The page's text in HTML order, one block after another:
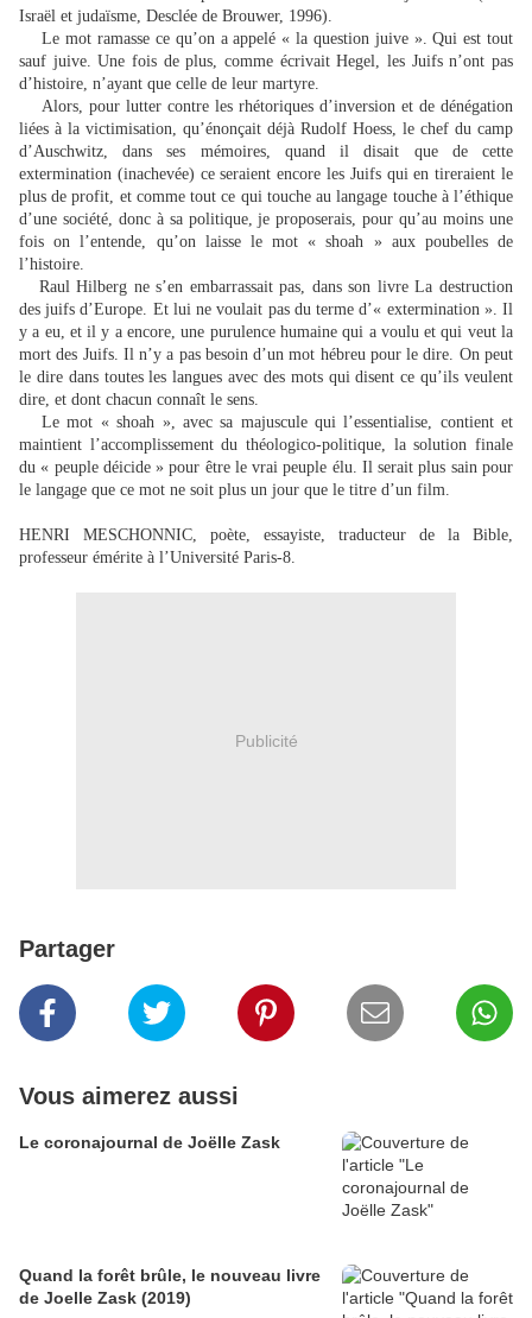
Israël et judaïsme, Desclée de Brouwer, 1996).
Le mot ramasse ce qu’on a appelé « la question juive ». Qui est tout
sauf juive. Une fois de plus, comme écrivait Hegel, les Juifs n’ont pas
d’histoire, n’ayant que celle de leur martyre.
Alors, pour lutter contre les rhétoriques d’inversion et de dénégation
liées à la victimisation, qu’énonçait déjà Rudolf Hoess, le chef du camp
d’Auschwitz, dans ses mémoires, quand il disait que de cette
extermination (inachevée) ce seraient encore les Juifs qui en tireraient le
plus de profit, et comme tout ce qui touche au langage touche à l’éthique
d’une société, donc à sa politique, je proposerais, pour qu’au moins une
fois on l’entende, qu’on laisse le mot « shoah » aux poubelles de
l’histoire.
Raul Hilberg ne s’en embarrassait pas, dans son livre La destruction
des juifs d’Europe. Et lui ne voulait pas du terme d’« extermination ». Il
y a eu, et il y a encore, une purulence humaine qui a voulu et qui veut la
mort des Juifs. Il n’y a pas besoin d’un mot hébreu pour le dire. On peut
le dire dans toutes les langues avec des mots qui disent ce qu’ils veulent
dire, et dont chacun connaît le sens.
Le mot « shoah », avec sa majuscule qui l’essentialise, contient et
maintient l’accomplissement du théologico-politique, la solution finale
du « peuple déicide » pour être le vrai peuple élu. Il serait plus sain pour
le langage que ce mot ne soit plus un jour que le titre d’un film.
HENRI MESCHONNIC, poète, essayiste, traducteur de la Bible,
professeur émérite à l’Université Paris-8.
Publicité
Partager
Vous aimerez aussi
Le coronajournal de Joëlle Zask
Quand la forêt brûle, le nouveau livre
de Joelle Zask (2019)